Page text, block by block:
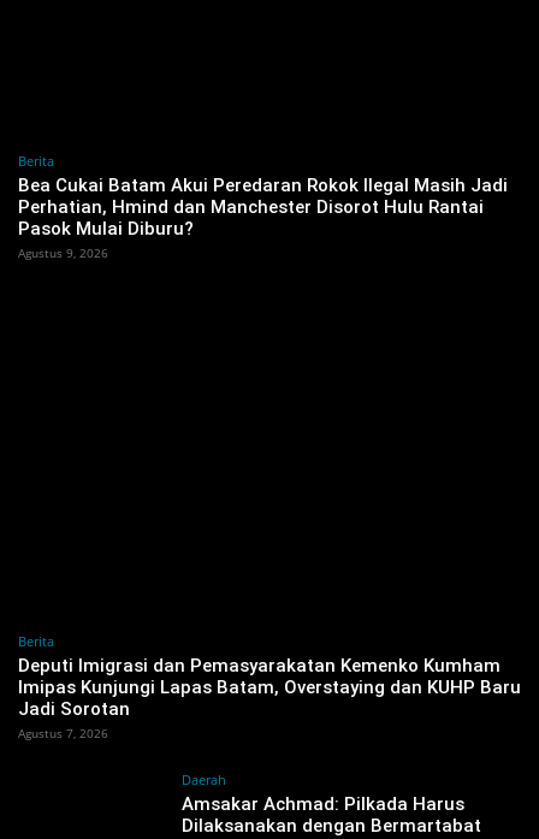
Berita
Bea Cukai Batam Akui Peredaran Rokok Ilegal Masih Jadi
Perhatian, Hmind dan Manchester Disorot Hulu Rantai
Pasok Mulai Diburu?
Agustus 9, 2026
Berita
‎Deputi Imigrasi dan Pemasyarakatan Kemenko Kumham
Imipas Kunjungi Lapas Batam, Overstaying dan KUHP Baru
Jadi Sorotan
Agustus 7, 2026
Daerah
Amsakar Achmad: Pilkada Harus
Dilaksanakan dengan Bermartabat